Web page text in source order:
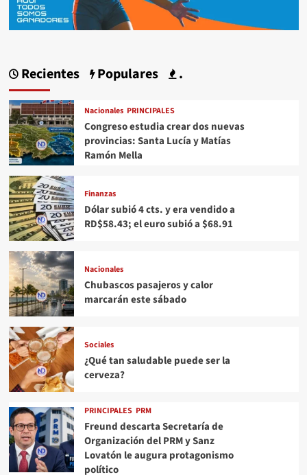
Recientes Populares .
Nacionales PRINCIPALES
Congreso estudia crear dos nuevas
provincias: Santa Lucía y Matías
Ramón Mella
Finanzas
Dólar subió 4 cts. y era vendido a
RD$58.43; el euro subió a $68.91
Nacionales
Chubascos pasajeros y calor
marcarán este sábado
Sociales
¿Qué tan saludable puede ser la
cerveza?
PRINCIPALES PRM
Freund descarta Secretaría de
Organización del PRM y Sanz
Lovatón le augura protagonismo
político